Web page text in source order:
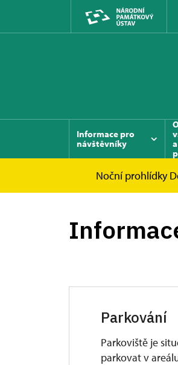
Informace pro
návštěvníky
Noční prohlídky
Důl Michal
Parkování
Parkoviště je
parkovat v